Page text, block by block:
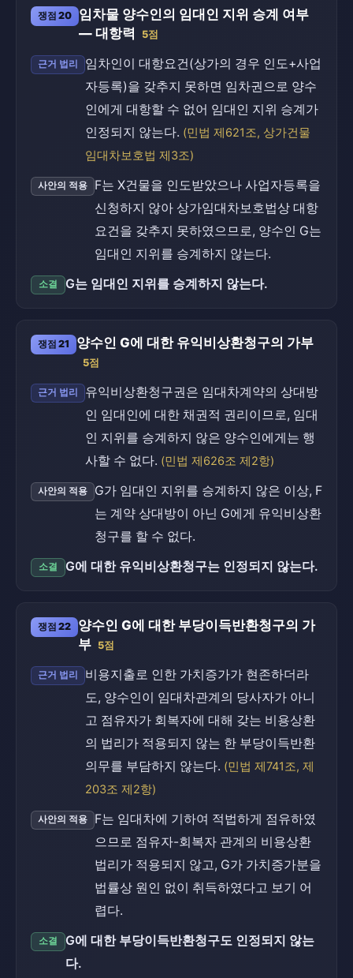
쟁점 20
임차물 양수인의 임대인 지위 승계 여부
— 대항력
5점
근거 법리
임차인이 대항요건(상가의 경우 인도+사업
자등록)을 갖추지 못하면 임차권으로 양수
인에게 대항할 수 없어 임대인 지위 승계가
인정되지 않는다. (민법 제621조, 상가건물
임대차보호법 제3조)
사안의 적용
F는 X건물을 인도받았으나 사업자등록을
신청하지 않아 상가임대차보호법상 대항
요건을 갖추지 못하였으므로, 양수인 G는
임대인 지위를 승계하지 않는다.
소결 G는 임대인 지위를 승계하지 않는다.
쟁점 21 양수인 G에 대한 유익비상환청구의 가부
5점
근거 법리
유익비상환청구권은 임대차계약의 상대방
인 임대인에 대한 채권적 권리이므로, 임대
인 지위를 승계하지 않은 양수인에게는 행
사할 수 없다. (민법 제626조 제2항)
사안의 적용
G가 임대인 지위를 승계하지 않은 이상, F
는 계약 상대방이 아닌 G에게 유익비상환
청구를 할 수 없다.
소결 G에 대한 유익비상환청구는 인정되지 않는다.
쟁점 22
양수인 G에 대한 부당이득반환청구의 가
부 5점
근거 법리
비용지출로 인한 가치증가가 현존하더라
도, 양수인이 임대차관계의 당사자가 아니
고 점유자가 회복자에 대해 갖는 비용상환
의 법리가 적용되지 않는 한 부당이득반환
의무를 부담하지 않는다. (민법 제741조, 제
203조 제2항)
사안의 적용
F는 임대차에 기하여 적법하게 점유하였
으므로 점유자-회복자 관계의 비용상환
법리가 적용되지 않고, G가 가치증가분을
법률상 원인 없이 취득하였다고 보기 어
렵다.
소결
G에 대한 부당이득반환청구도 인정되지 않는
다.